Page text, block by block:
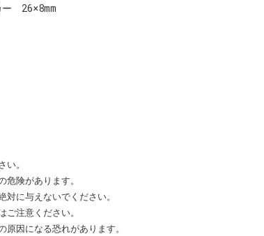
ー 26×8mm
。
険があります。
に与えないでください。
注意ください。
因になる恐れがあります。